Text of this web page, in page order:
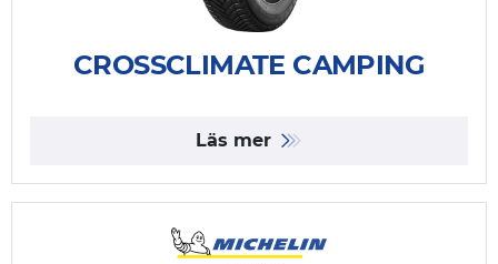
CROSSCLIMATE CAMPING
Läs mer